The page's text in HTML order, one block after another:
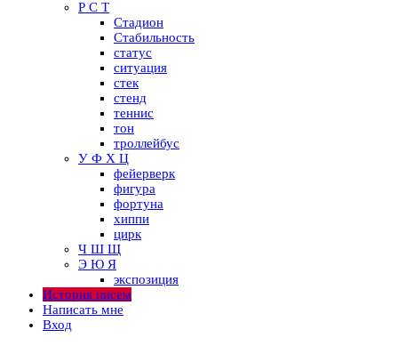
Р С Т
Стадион
Стабильность
статус
ситуация
стек
стенд
теннис
тон
троллейбус
У Ф Х Ц
фейерверк
фигура
фортуна
хиппи
цирк
Ч Ш Щ
Э Ю Я
экспозиция
История писем
Написать мне
Вход